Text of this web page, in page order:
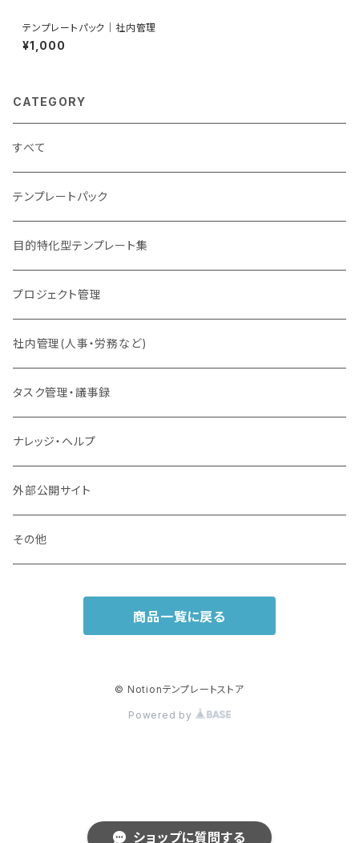
ショップに質問する
テンプレートパック｜社内管理
¥1,000
CATEGORY
すべて
テンプレートパック
目的特化型テンプレート集
プロジェクト管理
社内管理(人事・労務など)
タスク管理・議事録
ナレッジ・ヘルプ
外部公開サイト
その他
商品一覧に戻る
© Notionテンプレートストア
Powered by